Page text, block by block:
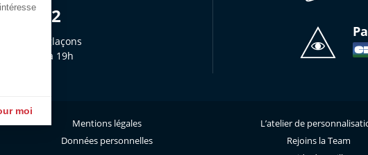
00 92
ou des glaçons
de 9h30 à 19h
Mentions légales
Données personnelles
L’atelier de
Rejoins la Team
moi
vos paramètres de confidentialité, en garantissant la conformité avec